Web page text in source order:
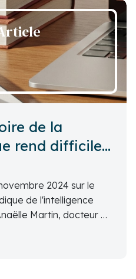
de la
rend difficile
2024 sur le
de l'intelligence
Martin, docteur en
nous a montré